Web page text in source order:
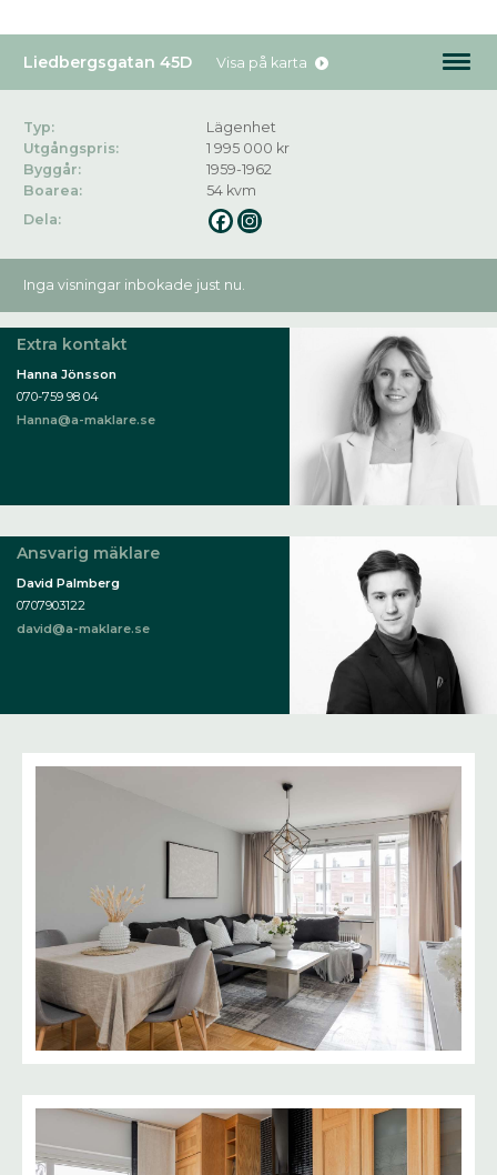
Liedbergsgatan 45D Visa på karta
Typ:
Lägenhet
Utgångspris:
1 995 000 kr
Byggår:
1959-1962
Boarea:
54 kvm
Dela:
Inga visningar inbokade just nu.
Extra kontakt
Hanna Jönsson
070-759 98 04
Hanna@a-maklare.se
Ansvarig mäklare
David Palmberg
0707903122
david@a-maklare.se